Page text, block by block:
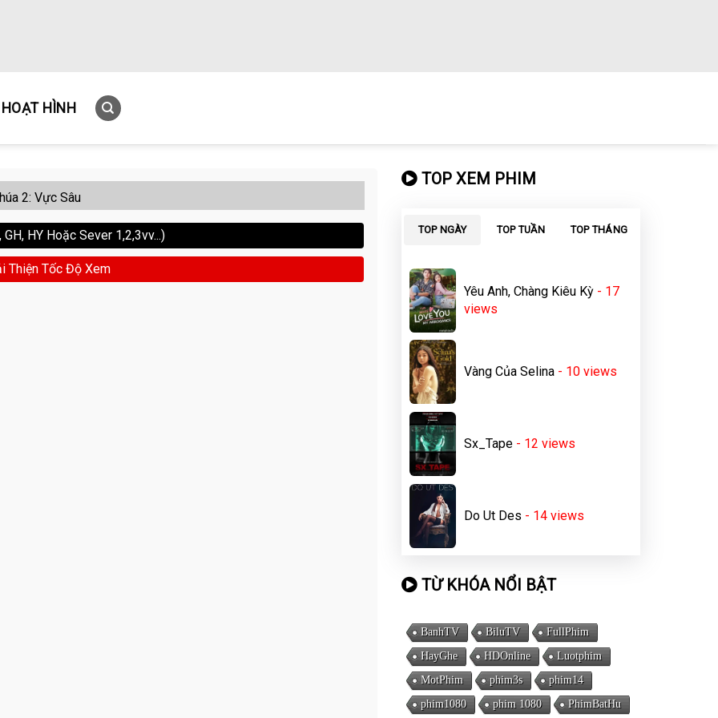
HOẠT HÌNH
2: Vực Sâu
HY Hoặc Sever 1,2,3vv...)
Thiện Tốc Độ Xem
TOP XEM PHIM
TOP NGÀY TOP TUẦN TOP THÁNG
Yêu Anh, Chàng Kiêu Kỳ - 17
views
Vàng Của Selina - 10 views
Sx_Tape - 12 views
Do Ut Des - 14 views
TỪ KHÓA NỔI BẬT
BanhTV BiluTV
FullPhim
HayGhe
HDOnline
Luotphim
MotPhim
phim3s
phim14
phim1080
phim 1080 PhimBatHu